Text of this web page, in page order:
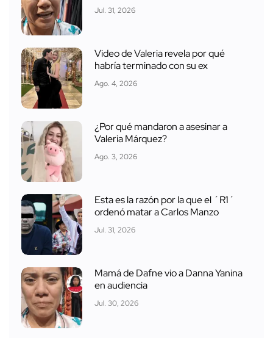
Jul. 31, 2026
Video de Valeria revela por qué
habría terminado con su ex
Ago. 4, 2026
¿Por qué mandaron a asesinar a
Valeria Márquez?
Ago. 3, 2026
Esta es la razón por la que el ´R1´
ordenó matar a Carlos Manzo
Jul. 31, 2026
Mamá de Dafne vio a Danna Yanina
en audiencia
Jul. 30, 2026